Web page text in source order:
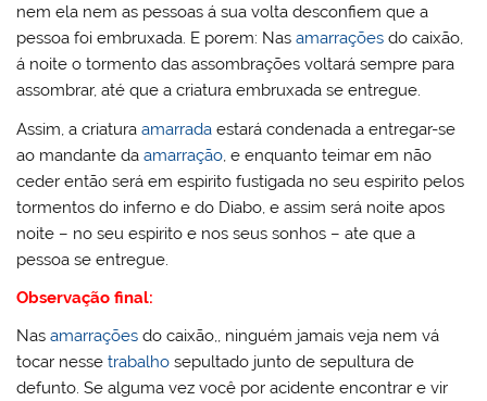
nem ela nem as pessoas á sua volta desconfiem que a
pessoa foi embruxada. E porem: Nasamarrações do caixão,
á noite o tormento das assombrações voltará sempre para
assombrar, até que a criatura embruxada se entregue.
Assim, a criaturaamarrada estará condenada a entregar-se
ao mandante daamarração, e enquanto teimar em não
ceder então será em espirito fustigada no seu espirito pelos
tormentos do inferno e do Diabo, e assim será noite apos
noite – no seu espirito e nos seus sonhos – ate que a
pessoa se entregue.
Observação final:
Nasamarrações do caixão,, ninguém jamais veja nem vá
tocar nessetrabalho sepultado junto de sepultura de
defunto. Se alguma vez você por acidente encontrar e vir